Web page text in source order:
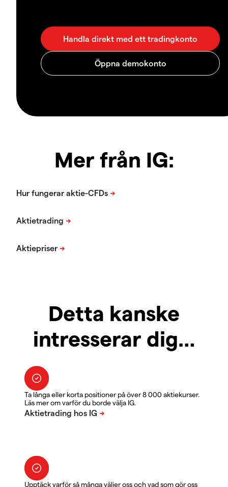
Mer från IG:
Detta kanske
intresserar dig…
Ta långa eller korta positioner på över 8 000 aktiekurser.
Läs mer om varför du borde välja IG.
Upptäck varför så många väljer oss och vad som gör oss